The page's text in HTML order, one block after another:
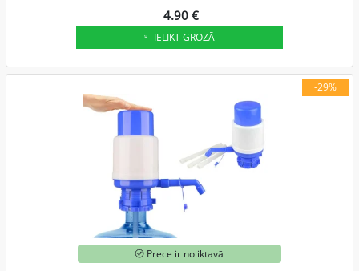
4.90 €
IELIKT GROZĀ
-29%
Prece ir noliktavā